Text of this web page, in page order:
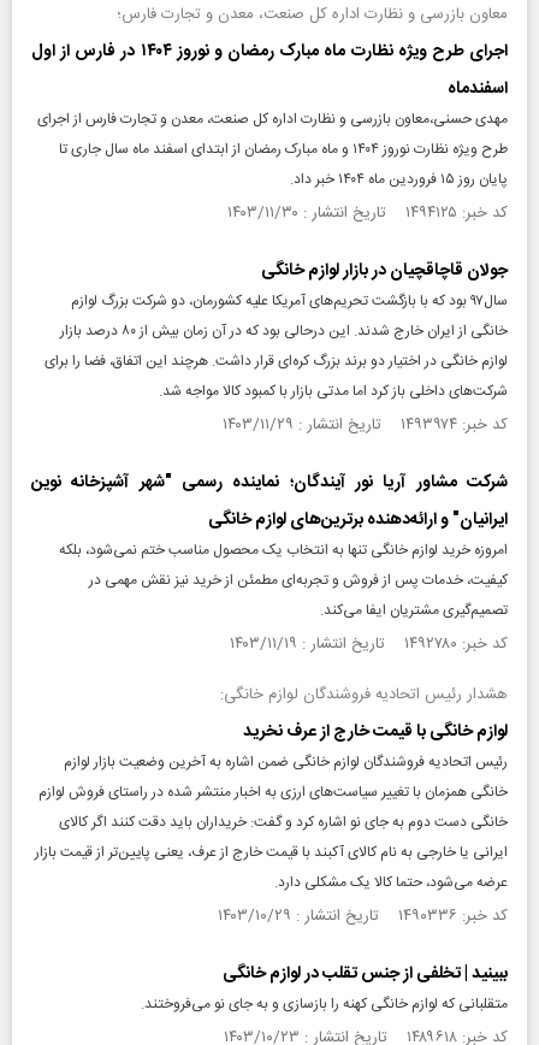
معاون بازرسی و نظارت اداره کل صنعت، معدن و تجارت فارس؛
اجرای طرح ویژه نظارت ماه مبارک رمضان و نوروز ۱۴۰۴ در فارس از اول
اسفندماه
مهدی حسنی،معاون بازرسی و نظارت اداره کل صنعت، معدن و تجارت فارس از اجرای
طرح ویژه نظارت نوروز ۱۴۰۴ و ماه مبارک رمضان از ابتدای اسفند ماه سال جاری تا
پایان روز ۱۵ فروردین ماه ۱۴۰۴ خبر داد.
کد خبر: ۱۴۹۴۱۲۵ تاریخ انتشار : ۱۴۰۳/۱۱/۳۰
جولان قاچاقچیان در بازار لوازم خانگی
سال۹۷ بود که با بازگشت تحریم‌های آمریکا علیه کشورمان، دو شرکت بزرگ لوازم
خانگی از ایران خارج شدند. این در‌حالی بود که در آن زمان بیش از ۸۰ درصد بازار
لوازم خانگی در اختیار دو برند بزرگ کره‌ای قرار داشت. هرچند این اتفاق، فضا را برای
شرکت‌های داخلی باز کرد اما مدتی بازار با کمبود کالا مواجه شد.
کد خبر: ۱۴۹۳۹۷۴ تاریخ انتشار : ۱۴۰۳/۱۱/۲۹
شرکت مشاور آریا نور آیندگان؛ نماینده رسمی "شهر آشپزخانه نوین
ایرانیان" و ارائه‌دهنده برترین‌های لوازم خانگی
امروزه خرید لوازم خانگی تنها به انتخاب یک محصول مناسب ختم نمی‌شود، بلکه
کیفیت، خدمات پس از فروش و تجربه‌ای مطمئن از خرید نیز نقش مهمی در
تصمیم‌گیری مشتریان ایفا می‌کند.
کد خبر: ۱۴۹۲۷۸۰ تاریخ انتشار : ۱۴۰۳/۱۱/۱۹
هشدار رئیس اتحادیه فروشندگان لوازم خانگی:
لوازم خانگی با قیمت خارج از عرف نخرید
رئیس اتحادیه فروشندگان لوازم خانگی ضمن اشاره به آخرین وضعیت بازار لوازم
خانگی همزمان با تغییر سیاست‌های ارزی به اخبار منتشر شده در راستای فروش لوازم
خانگی دست دوم به جای نو اشاره کرد و گفت: خریداران باید دقت کنند اگر کالای
ایرانی یا خارجی به نام کالای آکبند با قیمت خارج از عرف، یعنی پایین‌تر از قیمت بازار
عرضه می‌شود، حتما کالا یک مشکلی دارد.
کد خبر: ۱۴۹۰۳۳۶ تاریخ انتشار : ۱۴۰۳/۱۰/۲۹
ببینید | تخلفی از جنس تقلب در لوازم خانگی
متقلبانی که لوازم خانگی کهنه را بازسازی و به جای نو می‌فروختند.
کد خبر: ۱۴۸۹۶۱۸ تاریخ انتشار : ۱۴۰۳/۱۰/۲۳